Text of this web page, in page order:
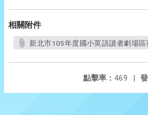
相關附件
新北市105年度國小英語讀者劇場
點擊率： 469 |